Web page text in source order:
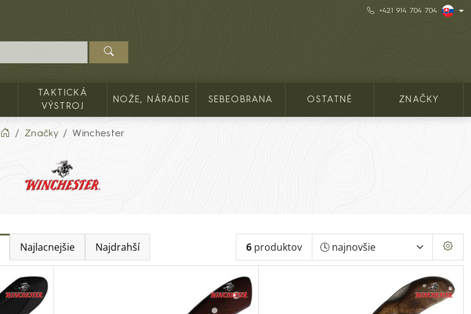
+421 914 704 704
TAKTICKÁ
VÝSTROJ
NOŽE, NÁRADIE SEBEOBRANA OSTATNÉ ZNAČKY
Značky Winchester
Najlacnejšie Najdrahší 6 produktov